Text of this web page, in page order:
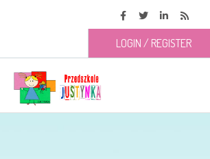
LOGIN / REGISTER